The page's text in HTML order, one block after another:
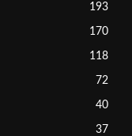
193
170
118
72
40
37